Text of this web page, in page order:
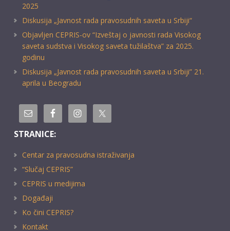
2025
Diskusija „Javnost rada pravosudnih saveta u Srbiji“
Objavljen CEPRIS-ov “Izveštaj o javnosti rada Visokog
saveta sudstva i Visokog saveta tužilaštva” za 2025.
godinu
Diskusija „Javnost rada pravosudnih saveta u Srbiji” 21.
aprila u Beogradu
STRANICE:
Centar za pravosudna istraživanja
“Slučaj CEPRIS”
CEPRIS u medijima
Događaji
Ko čini CEPRIS?
Kontakt